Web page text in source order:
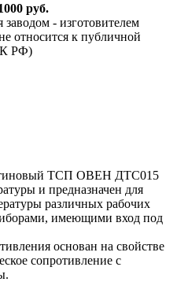
руб.
заводом - изготовителем
относится к публичной
РФ)
ТСП ОВЕН ДТС015
и предназначен для
различных рабочих
имеющими вход под
основан на свойстве
сопротивление с